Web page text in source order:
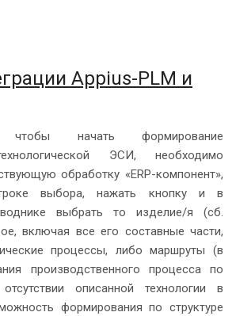
Appius-PLM и
начать формирование
технологической ЭСИ, необходимо
обработку «ERP-компонент»,
выбора, нажать кнопку и в
выбрать то изделие/я (сб.
включая все его составные части,
процессы, либо маршруты (в
производственного процесса по
описанной технологии в
формирования по структуре